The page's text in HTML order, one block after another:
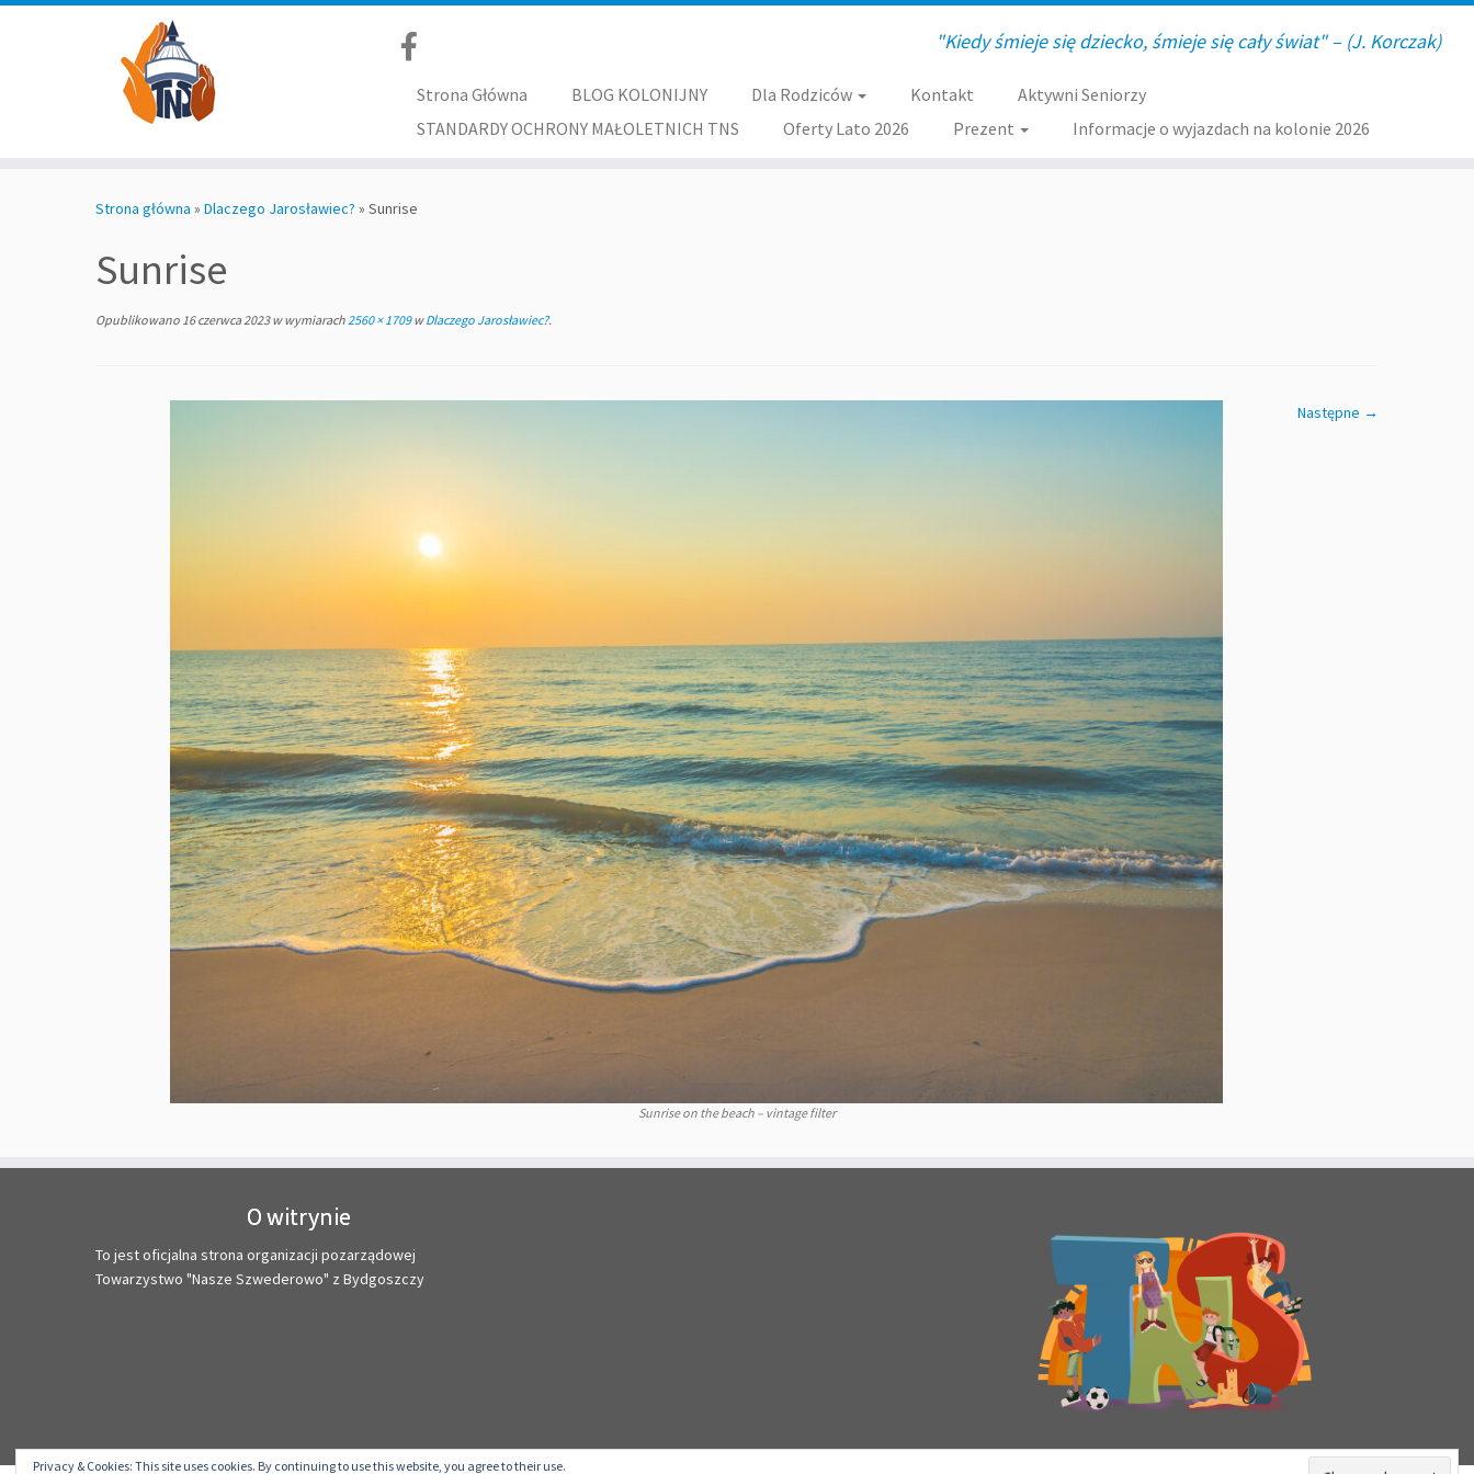
"Kiedy śmieje się dziecko, śmieje się cały świat" – (J. Korczak)
Strona Główna BLOG KOLONIJNY Dla Rodziców Kontakt
Aktywni Seniorzy
STANDARDY OCHRONY MAŁOLETNICH TNS
Oferty Lato 2026 Prezent Informacje o wyjazdach na kolonie 2026
Strona główna » Dlaczego Jarosławiec? » Sunrise
Sunrise
Opublikowano 16 czerwca 2023w wymiarach2560 × 1709wDlaczego Jarosławiec?.
Następne →
Sunrise on the beach – vintage filter
O witrynie
To jest oficjalna strona organizacji pozarządowej
Towarzystwo "Nasze Szwederowo" z Bydgoszczy
Privacy & Cookies: This site uses cookies. By continuing to use this website, you agree to their use.